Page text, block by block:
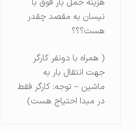
نیسان به مقصد چقدر
هست؟؟؟
( همراه با دونفر کارگر
جهت انتقال بار به
ماشین – توجه: کارگر فقط
در مبدا احتیاج هست)